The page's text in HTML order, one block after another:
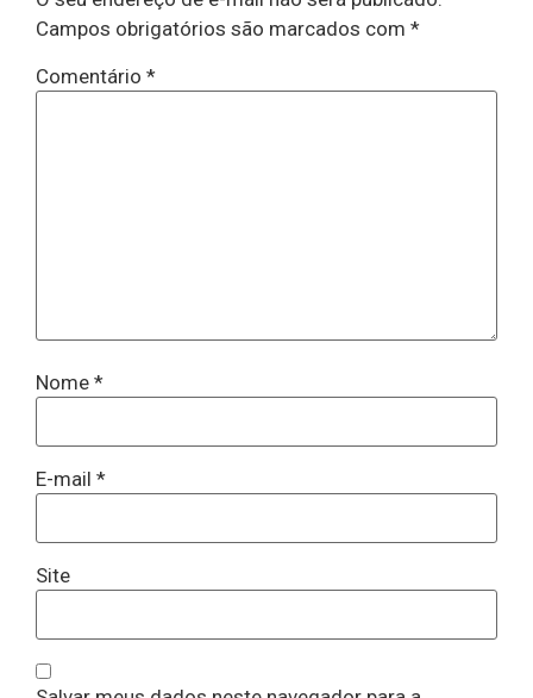
Campos obrigatórios são marcados com *
Comentário *
Nome *
E-mail *
Site